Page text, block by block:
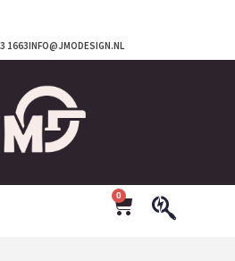
INFO@JMODESIGN.NL
1663
0